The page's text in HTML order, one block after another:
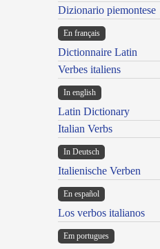
Dizionario piemontese
En français
Dictionnaire Latin
Verbes italiens
In english
Latin Dictionary
Italian Verbs
In Deutsch
Italienische Verben
En español
Los verbos italianos
Em portugues